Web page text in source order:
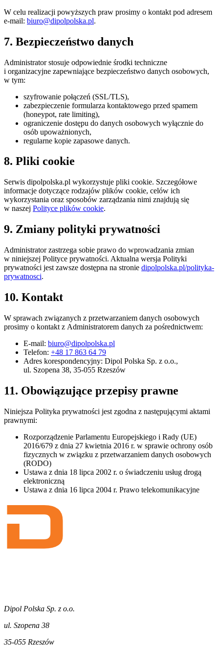
W celu realizacji powyższych praw prosimy o kontakt pod adresem
e-mail: biuro@dipolpolska.pl.
7. Bezpieczeństwo danych
Administrator stosuje odpowiednie środki techniczne
i organizacyjne zapewniające bezpieczeństwo danych osobowych,
w tym:
szyfrowanie połączeń (SSL/TLS),
zabezpieczenie formularza kontaktowego przed spamem
(honeypot, rate limiting),
ograniczenie dostępu do danych osobowych wyłącznie do
osób upoważnionych,
regularne kopie zapasowe danych.
8. Pliki cookie
Serwis dipolpolska.pl wykorzystuje pliki cookie. Szczegółowe
informacje dotyczące rodzajów plików cookie, celów ich
wykorzystania oraz sposobów zarządzania nimi znajdują się
w naszej Polityce plików cookie.
9. Zmiany polityki prywatności
Administrator zastrzega sobie prawo do wprowadzania zmian
w niniejszej Polityce prywatności. Aktualna wersja Polityki
prywatności jest zawsze dostępna na stronie dipolpolska.pl/polityka-
prywatnosci.
10. Kontakt
W sprawach związanych z przetwarzaniem danych osobowych
prosimy o kontakt z Administratorem danych za pośrednictwem:
E-mail: biuro@dipolpolska.pl
Telefon: +48 17 863 64 79
Adres korespondencyjny: Dipol Polska Sp. z o.o.,
ul. Szopena 38, 35-055 Rzeszów
11. Obowiązujące przepisy prawne
Niniejsza Polityka prywatności jest zgodna z następującymi aktami
prawnymi:
Rozporządzenie Parlamentu Europejskiego i Rady (UE)
2016/679 z dnia 27 kwietnia 2016 r. w sprawie ochrony osób
fizycznych w związku z przetwarzaniem danych osobowych
(RODO)
Ustawa z dnia 18 lipca 2002 r. o świadczeniu usług drogą
elektroniczną
Ustawa z dnia 16 lipca 2004 r. Prawo telekomunikacyjne
Dipol Polska Sp. z o.o.
ul. Szopena 38
35-055 Rzeszów